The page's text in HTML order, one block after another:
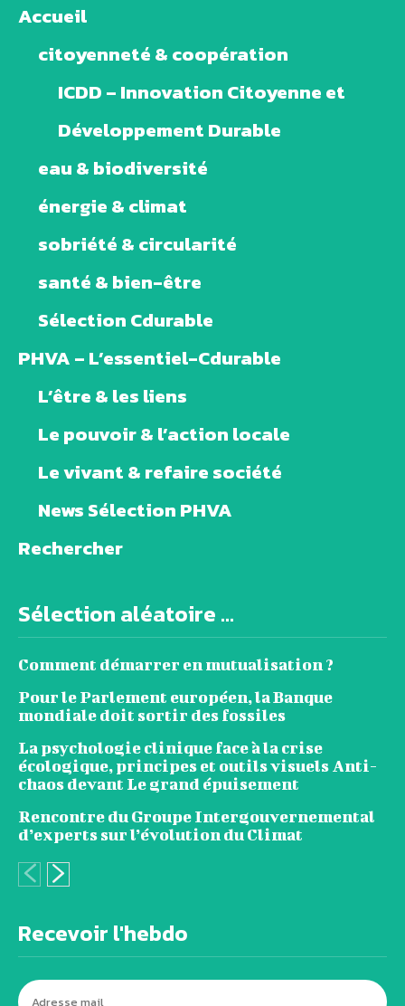
Accueil
citoyenneté & coopération
ICDD – Innovation Citoyenne et
Développement Durable
eau & biodiversité
énergie & climat
sobriété & circularité
santé & bien-être
Sélection Cdurable
PHVA – L’essentiel-Cdurable
L’être & les liens
Le pouvoir & l’action locale
Le vivant & refaire société
News Sélection PHVA
Rechercher
Sélection aléatoire ...
Comment démarrer en mutualisation ?
Pour le Parlement européen, la Banque
mondiale doit sortir des fossiles
La psychologie clinique face à la crise
écologique, principes et outils visuels Anti-
chaos devant Le grand épuisement
Rencontre du Groupe Intergouvernemental
d’experts sur l’évolution du Climat
Recevoir l'hebdo